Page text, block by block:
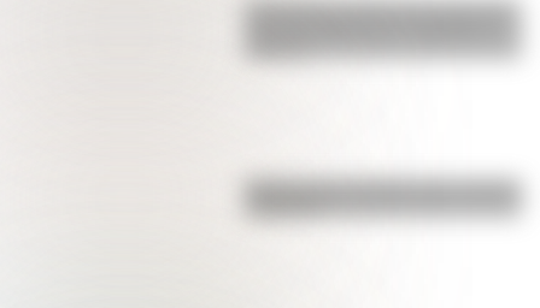
Los poderes del Estado Argentino
Judicial
Bandera de Colombia para colorear